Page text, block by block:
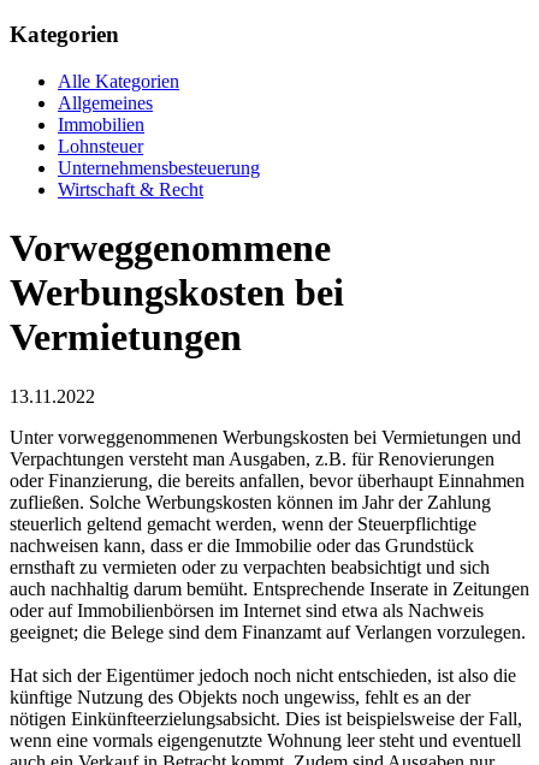
Kategorien
Alle Kategorien
Allgemeines
Immobilien
Lohnsteuer
Unternehmensbesteuerung
Wirtschaft & Recht
Vorweggenommene
Werbungskosten bei
Vermietungen
13.11.2022
Unter vorweggenommenen Werbungskosten bei Vermietungen und
Verpachtungen versteht man Ausgaben, z.B. für Renovierungen
oder Finanzierung, die bereits anfallen, bevor überhaupt Einnahmen
zufließen. Solche Werbungskosten können im Jahr der Zahlung
steuerlich geltend gemacht werden, wenn der Steuerpflichtige
nachweisen kann, dass er die Immobilie oder das Grundstück
ernsthaft zu vermieten oder zu verpachten beabsichtigt und sich
auch nachhaltig darum bemüht. Entsprechende Inserate in Zeitungen
oder auf Immobilienbörsen im Internet sind etwa als Nachweis
geeignet; die Belege sind dem Finanzamt auf Verlangen vorzulegen.
Hat sich der Eigentümer jedoch noch nicht entschieden, ist also die
künftige Nutzung des Objekts noch ungewiss, fehlt es an der
nötigen Einkünfteerzielungsabsicht. Dies ist beispielsweise der Fall,
wenn eine vormals eigengenutzte Wohnung leer steht und eventuell